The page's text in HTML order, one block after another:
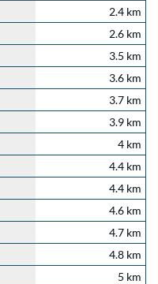
2.4 km
2.6 km
3.5 km
3.6 km
3.7 km
3.9 km
4 km
4.4 km
4.4 km
4.6 km
4.7 km
4.8 km
5 km